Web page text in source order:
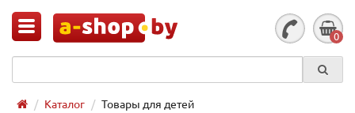
0
Каталог Товары для детей